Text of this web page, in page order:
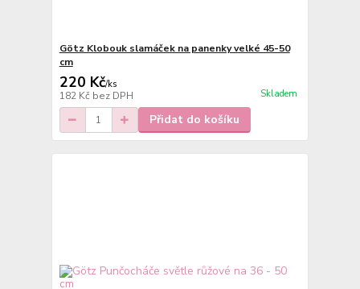
Götz Klobouk slamáček na panenky velké 45-50
cm
220 Kč/ks
182 Kč bez DPH Skladem
Přidat do košíku